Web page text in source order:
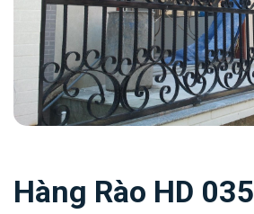
Hàng Rào HD 035